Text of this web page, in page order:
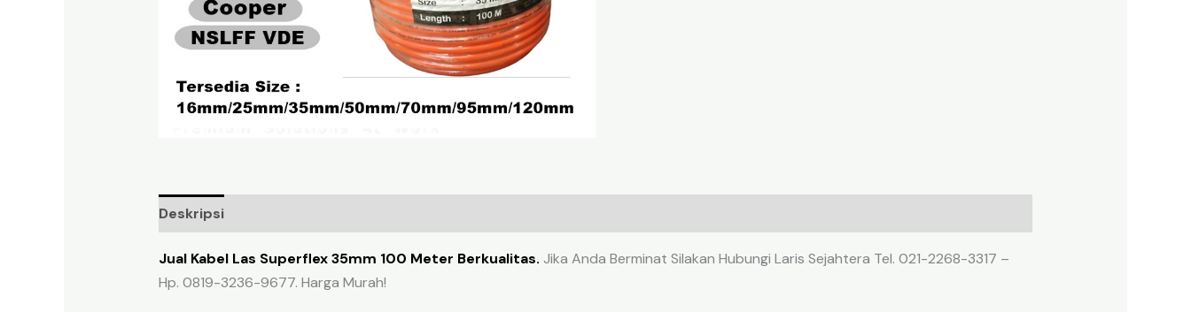
Deskripsi
Jual Kabel Las Superflex 35mm 100 Meter Berkualitas. Jika Anda Berminat Silakan Hubungi Laris Sejahtera Tel. 021-2268-3317 –
Hp. 0819-3236-9677. Harga Murah!